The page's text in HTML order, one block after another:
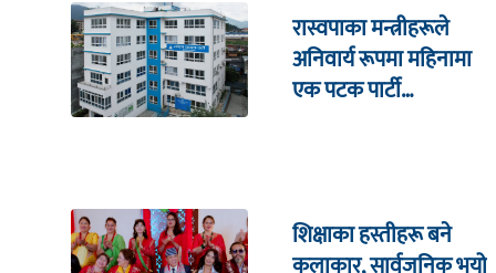
रास्वपाका मन्त्रीहरूले
अनिवार्य रूपमा महिनामा
एक पटक पार्टी
शिक्षाका हस्तीहरू बने